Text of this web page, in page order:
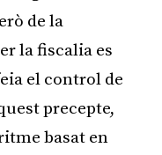
de la
la fiscalia es
el control de
precepte,
basat en